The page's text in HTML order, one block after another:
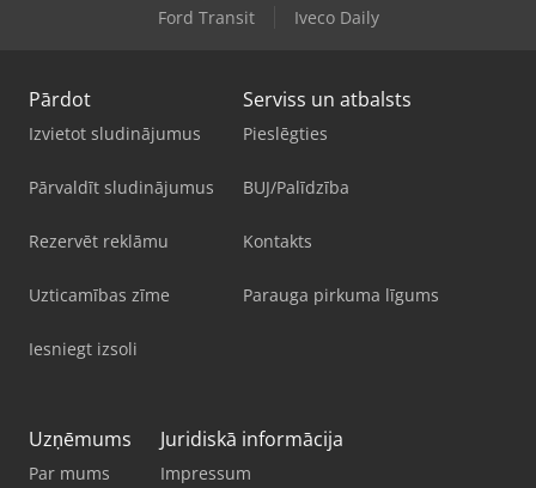
Ford Transit
Iveco Daily
Pārdot
Izvietot sludinājumus
Pārvaldīt sludinājumus
Rezervēt reklāmu
Uzticamības zīme
Iesniegt izsoli
Serviss un atbalsts
Pieslēgties
BUJ/Palīdzība
Kontakts
Parauga pirkuma līgums
Uzņēmums
Par mums
Juridiskā informācija
Impressum